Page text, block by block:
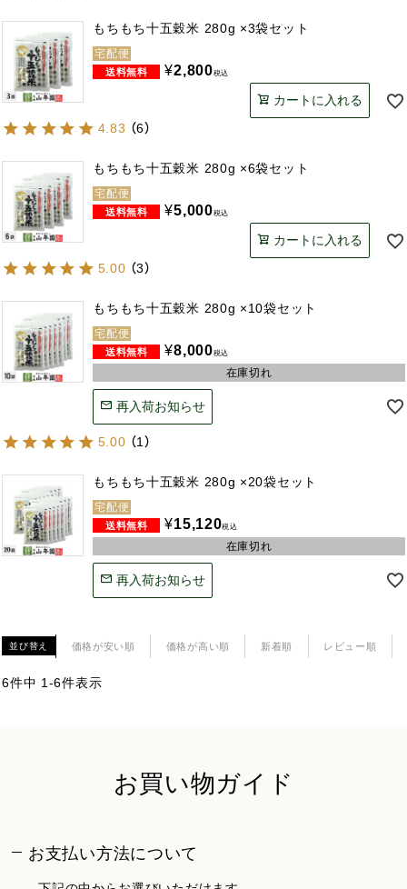
もちもち十五穀米 280g ×3袋セット
宅配便
¥2,800税込
カートに入れる
4.83 （6）
もちもち十五穀米 280g ×6袋セット
宅配便
¥5,000税込
カートに入れる
5.00 （3）
もちもち十五穀米 280g ×10袋セット
宅配便
¥8,000税込
在庫切れ
再入荷お知らせ
5.00 （1 ）
もちもち十五穀米 280g ×20袋セット
宅配便
¥15,120税込
在庫切れ
再入荷お知らせ
並び替え 価格が安い順 価格が高い順 新着順 レビュー順
6件中 1 -6件表示
お買い物ガイド
お支払い方法について